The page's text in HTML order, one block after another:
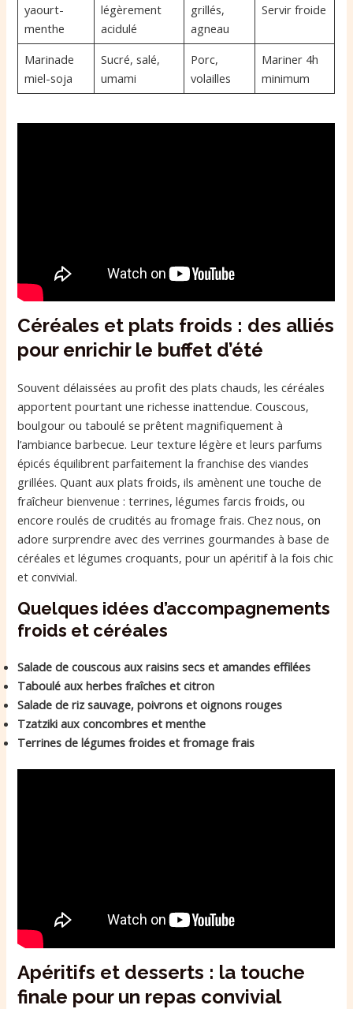
yaourt-
menthe
légèrement
acidulé
grillés,
agneau
Servir froide
Marinade
miel-soja
Sucré, salé,
umami
Porc,
volailles
Mariner 4h
minimum
Céréales et plats froids : des alliés
pour enrichir le buffet d’été
Souvent délaissées au profit des plats chauds, les céréales
apportent pourtant une richesse inattendue. Couscous,
boulgour ou taboulé se prêtent magnifiquement à
l’ambiance barbecue. Leur texture légère et leurs parfums
épicés équilibrent parfaitement la franchise des viandes
grillées. Quant aux plats froids, ils amènent une touche de
fraîcheur bienvenue : terrines, légumes farcis froids, ou
encore roulés de crudités au fromage frais. Chez nous, on
adore surprendre avec des verrines gourmandes à base de
céréales et légumes croquants, pour un apéritif à la fois chic
et convivial.
Quelques idées d’accompagnements
froids et céréales
Salade de couscous aux raisins secs et amandes effilées
Taboulé aux herbes fraîches et citron
Salade de riz sauvage, poivrons et oignons rouges
Tzatziki aux concombres et menthe
Terrines de légumes froides et fromage frais
Apéritifs et desserts : la touche
finale pour un repas convivial